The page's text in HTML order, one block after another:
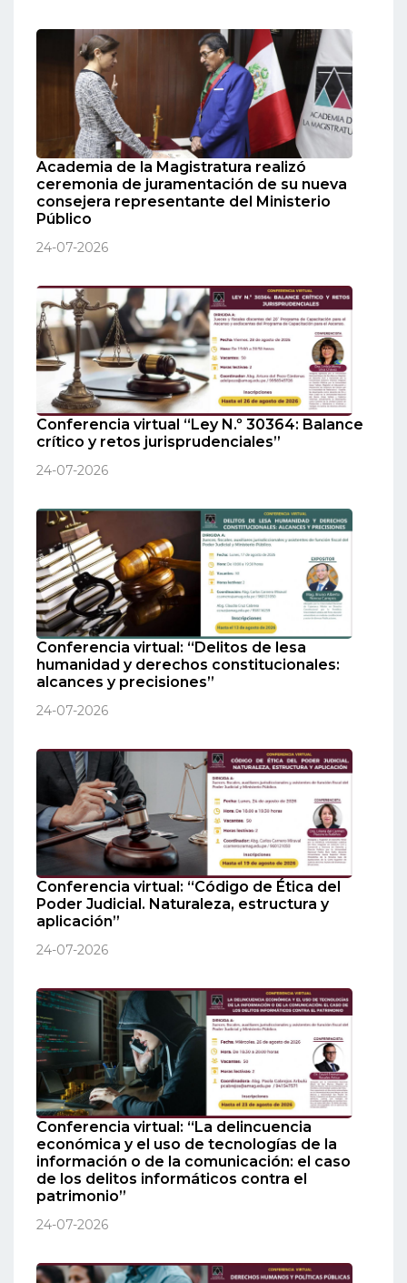
Academia de la Magistratura realizó
ceremonia de juramentación de su nueva
consejera representante del Ministerio
Público
24-07-2026
Conferencia virtual “Ley N.º 30364: Balance
crítico y retos jurisprudenciales”
24-07-2026
Conferencia virtual: “Delitos de lesa
humanidad y derechos constitucionales:
alcances y precisiones”
24-07-2026
Conferencia virtual: “Código de Ética del
Poder Judicial. Naturaleza, estructura y
aplicación”
24-07-2026
Conferencia virtual: “La delincuencia
económica y el uso de tecnologías de la
información o de la comunicación: el caso
de los delitos informáticos contra el
patrimonio”
24-07-2026